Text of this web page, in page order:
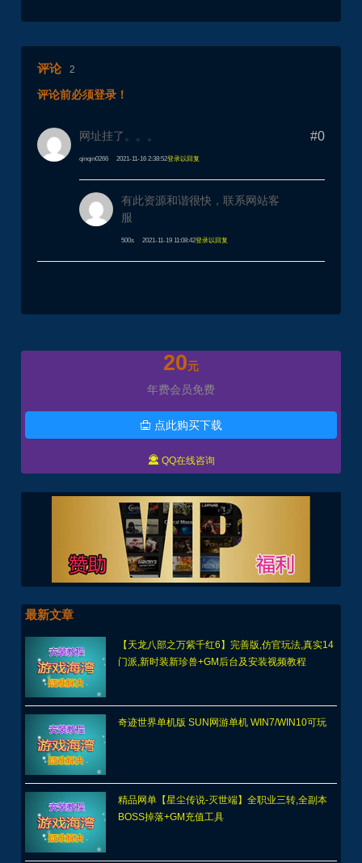
评论 2
评论前必须登录！
#0
网址挂了。。。
qinqin0266 2021-11-16 2:38:52登录以回复
有此资源和谐很快，联系网站客
服
500s 2021-11-19 11:08:42登录以回复
20元
年费会员免费
 点此购买下载
 QQ在线咨询
最新文章
【天龙八部之万紫千红6】完善版,仿官玩法,真实14
门派,新时装新珍兽+GM后台及安装视频教程
奇迹世界单机版 SUN网游单机 WIN7/WIN10可玩
精品网单【星尘传说-灭世端】全职业三转,全副本
BOSS掉落+GM充值工具